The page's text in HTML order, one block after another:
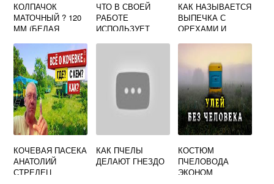
КОЛПАЧОК
МАТОЧНЫЙ ? 120
ММ (БЕЛАЯ
ЧТО В СВОЕЙ
РАБОТЕ
ИСПОЛЬЗУЕТ
КАК НАЗЫВАЕТСЯ
ВЫПЕЧКА С
ОРЕХАМИ И
КОЧЕВАЯ ПАСЕКА
АНАТОЛИЙ
СТРЕЛЕЦ
КАК ПЧЕЛЫ
ДЕЛАЮТ ГНЕЗДО
КОСТЮМ
ПЧЕЛОВОДА
ЭКОНОМ